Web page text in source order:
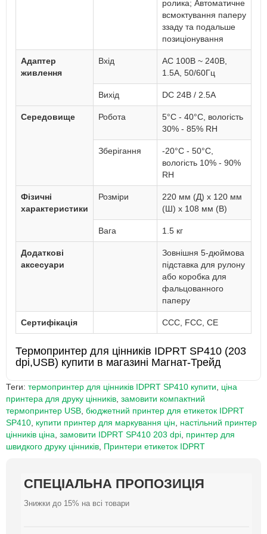
ролика; Автоматичне
всмоктування паперу
ззаду та подальше
позиціонування
Адаптер
живлення
Вхід
AC 100В ~ 240В,
1.5А, 50/60Гц
Вихід DC 24В / 2.5А
Середовище Робота
5°C - 40°C, вологість
30% - 85% RH
Зберігання
-20°C - 50°C,
вологість 10% - 90%
RH
Фізичні
характеристики
Розміри
220 мм (Д) x 120 мм
(Ш) x 108 мм (В)
Вага 1.5 кг
Додаткові
аксесуари
Зовнішня 5-дюймова
підставка для рулону
або коробка для
фальцованного
паперу
Сертифікація CCC, FCC, CE
Термопринтер для цінників IDPRT SP410 (203
dpi,USB) купити в магазині Магнат-Трейд
Теги: термопринтер для цінників IDPRT SP410 купити, ціна
принтера для друку цінників, замовити компактний
термопринтер USB, бюджетний принтер для етикеток IDPRT
SP410, купити принтер для маркування цін, настільний принтер
цінників ціна, замовити IDPRT SP410 203 dpi, принтер для
швидкого друку цінників, Принтери етикеток IDPRT
СПЕЦІАЛЬНА ПРОПОЗИЦІЯ
Знижки до 15% на всі товари
СПЕЦІАЛЬНА ПРОПОЗИЦІЯ
Знижки до 15% на всі товари
СПЕЦІАЛЬНА ПРОПОЗИЦІЯ
Знижки до 15% на всі товари
СПЕЦІАЛЬНА ПРОПОЗИЦІЯ
Знижки до 15% на всі товари
СПЕЦІАЛЬНА ПРОПОЗИЦІЯ
Знижки до 15% на всі товари
СПЕЦІАЛЬНА ПРОПОЗИЦІЯ
Знижки до 15% на всі товари
СПЕЦІАЛЬНА ПРОПОЗИЦІЯ
Знижки до 15% на всі товари
СПЕЦІАЛЬНА ПРОПОЗИЦІЯ
Знижки до 15% на всі товари
СПЕЦІАЛЬНА ПРОПОЗИЦІЯ
Знижки до 15% на всі товари
СПЕЦІАЛЬНА ПРОПОЗИЦІЯ
Знижки до 15% на всі товари